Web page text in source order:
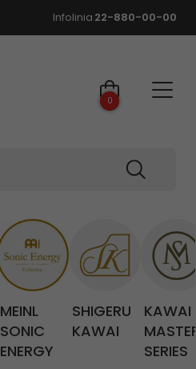
Infolinia 22-880-00-00
0
MEINL
SONIC
ENERGY
SHIGERU
KAWAI
KAWAI
SERIES